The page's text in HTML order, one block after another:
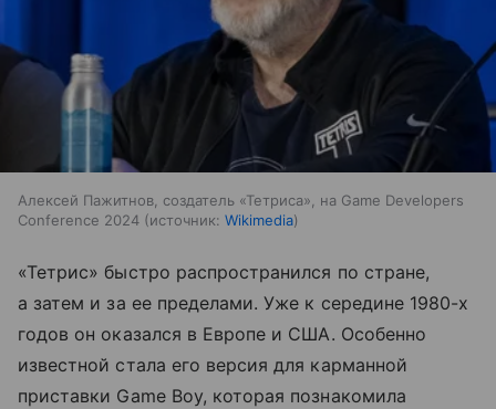
Алексей Пажитнов, создатель «Тетриса», на Game Developers
Conference 2024
источник: Wikimedia
«Тетрис» быстро распространился по стране,
а затем и за ее пределами. Уже к середине 1980-х
годов он оказался в Европе и США. Особенно
известной стала его версия для карманной
приставки Game Boy, которая познакомила